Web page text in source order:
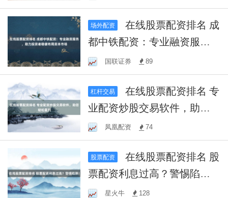
场外配资
在线股票配资排名 成
都中铁配资：专业融资服
务，助力投资者稳健布局资
本市场
国联证券 89
杠杆交易
在线股票配资排名 专
业配资炒股交易软件，助您
轻松盈利
凤凰配资 74
股票配资
在线股票配资排名 股
票配资利息过高？警惕陷
阱！星火牛 128